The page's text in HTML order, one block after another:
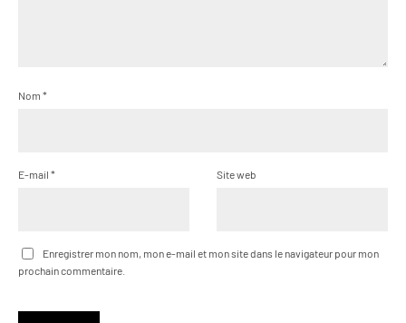
Nom *
E-mail * Site web
Enregistrer mon nom, mon e-mail et mon site dans le navigateur pour mon
prochain commentaire.